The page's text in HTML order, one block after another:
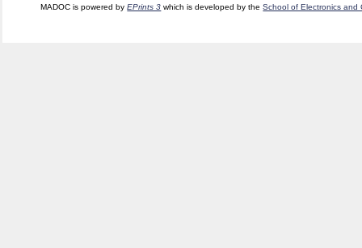
MADOC is powered byEPrints 3 which is developed by theSchool of Electronics and